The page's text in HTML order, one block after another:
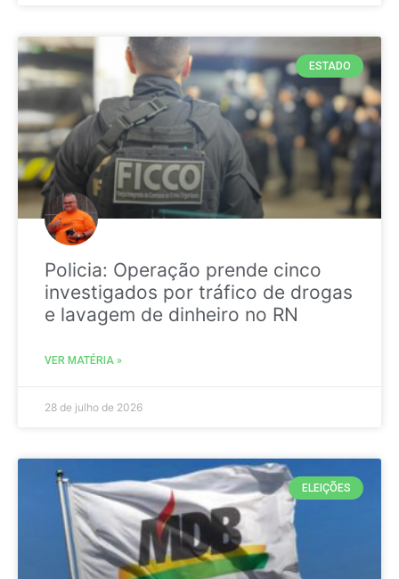
ESTADO
Policia: Operação prende cinco
investigados por tráfico de drogas
e lavagem de dinheiro no RN
VER MATÉRIA »
28 de julho de 2026
ELEIÇÕES